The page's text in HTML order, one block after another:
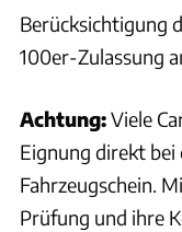
Berücksichtigung
100er-Zulassung
Achtung:Viele
Eignung direkt bei
Fahrzeugschein.
Prüfung und ihre